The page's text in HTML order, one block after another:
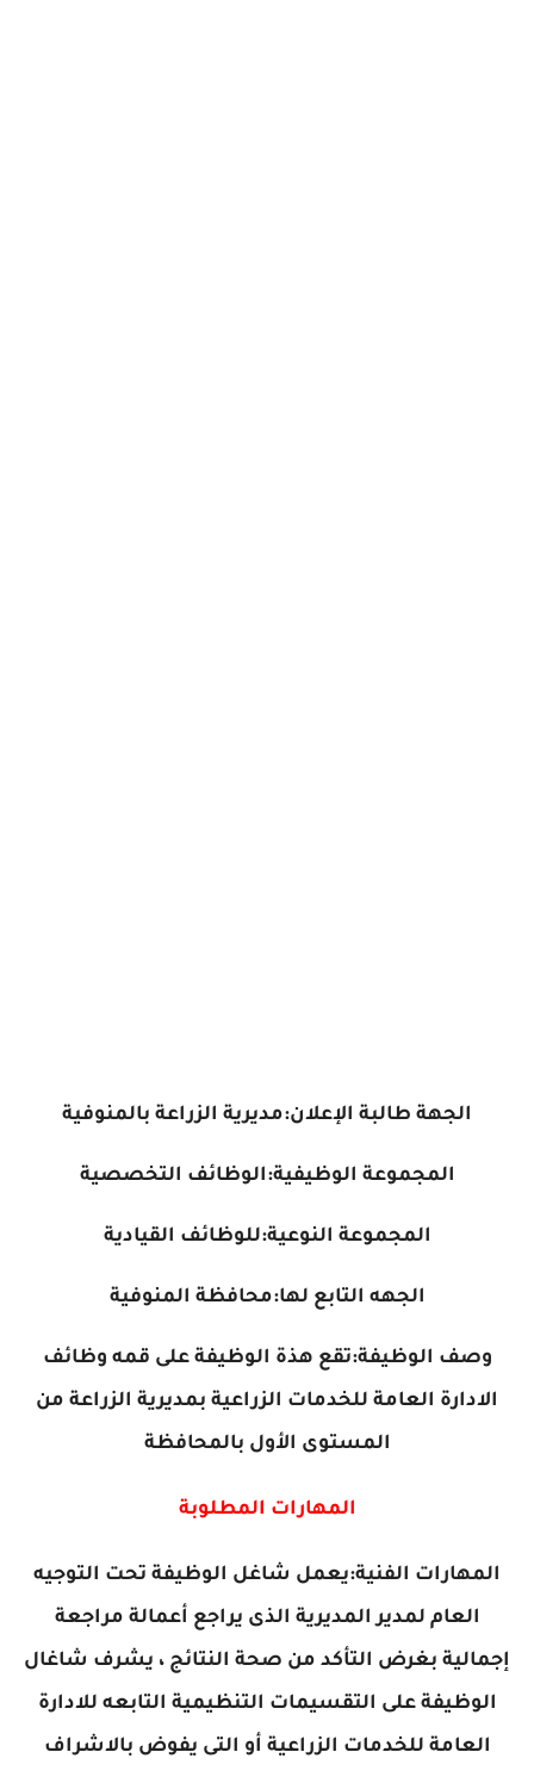
الجهة طالبة الإعلان:مديرية الزراعة بالمنوفية
المجموعة الوظيفية:الوظائف التخصصية
المجموعة النوعية:للوظائف القيادية
الجهه التابع لها:محافظة المنوفية
وصف الوظيفة:تقع هذة الوظيفة على قمه وظائف
الادارة العامة للخدمات الزراعية بمديرية الزراعة من
المستوى الأول بالمحافظة
المهارات المطلوبة
المهارات الفنية:يعمل شاغل الوظيفة تحت التوجيه
العام لمدير المديرية الذى يراجع أعمالة مراجعة
إجمالية بغرض التأكد من صحة النتائج ، يشرف شاغال
الوظيفة على التقسيمات التنظيمية التابعه للادارة
العامة للخدمات الزراعية أو التى يفوض بالاشراف